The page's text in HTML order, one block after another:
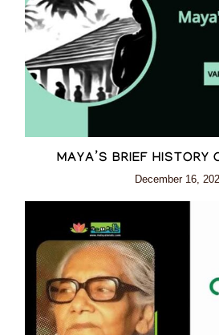
MAYA’S BRIEF HISTORY
December 16,